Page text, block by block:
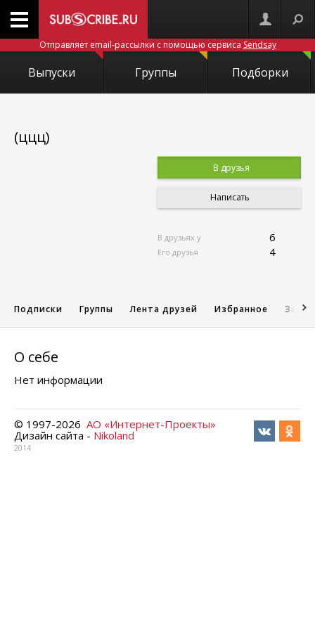
Отправляет email-рассылки с помощью сервиса Sendsay
Выпуски Группы Подборки
(ццц)
В друзья
Написать
В друзьях у 6
Его друзья 4
Подписки Группы Лента друзей Избранное
О себе
Нет информации
© 1997-2026 АО «Интернет-Проекты»
Дизайн сайта - Nikoland
2014